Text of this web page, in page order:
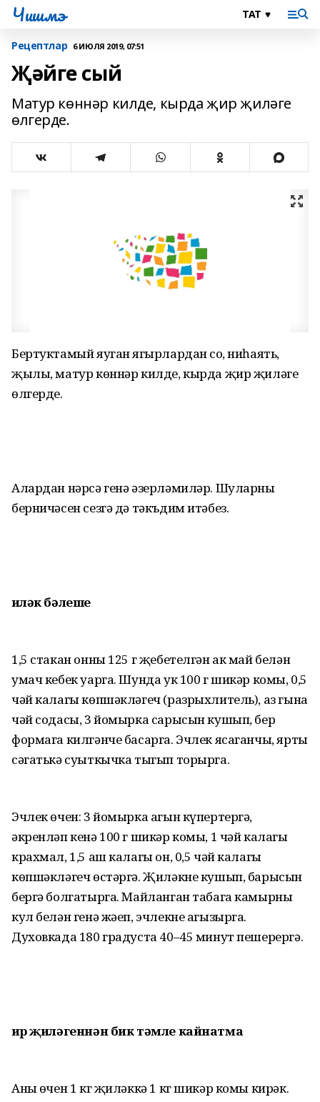
Чишмэ
Рецептлар 6 ИЮЛЯ 2019, 07:51
Җәйге сый
Матур көннәр килде, кырда җир җиләге
өлгерде.
Бертуктамый яуган яңгырлардан соң, ниһаять,
җылы, матур көннәр килде, кырда җир җиләге
өлгерде.
Алардан нәрсә генә әзерләмиләр. Шуларның
берничәсен сезгә дә тәкъдим итәбез.
Җиләк бәлеше
1,5 стакан онны 125 г җебетелгән ак май белән
умач кебек уарга. Шунда ук 100 г шикәр комы, 0,5
чәй калагы көпшәкләгеч (разрыхлитель), аз гына
чәй содасы, 3 йомырка сарысын кушып, бер
формага килгәнче басарга. Эчлек ясаганчы, ярты
сәгатькә суыткычка тыгып торырга.
Эчлек өчен: 3 йомырка агын күпертергә,
әкренләп кенә 100 г шикәр комы, 1 чәй калагы
крахмал, 1,5 аш калагы он, 0,5 чәй калагы
көпшәкләгеч өстәргә. Җиләкне кушып, барысын
бергә болгатырга. Майланган табага камырны
кул белән генә жәеп, эчлекне агызырга.
Духовкада 180 градуста 40–45 минут пешерергә.
Җир җиләгеннән бик тәмле кайнатма
Аның өчен 1 кг җиләккә 1 кг шикәр комы кирәк.